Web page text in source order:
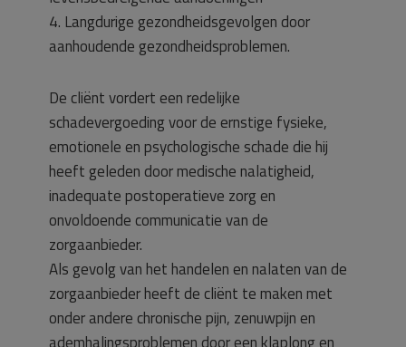
4. Langdurige gezondheidsgevolgen door
aanhoudende gezondheidsproblemen.
De cliënt vordert een redelijke
schadevergoeding voor de ernstige fysieke,
emotionele en psychologische schade die hij
heeft geleden door medische nalatigheid,
inadequate postoperatieve zorg en
onvoldoende communicatie van de
zorgaanbieder.
Als gevolg van het handelen en nalaten van de
zorgaanbieder heeft de cliënt te maken met
onder andere chronische pijn, zenuwpijn en